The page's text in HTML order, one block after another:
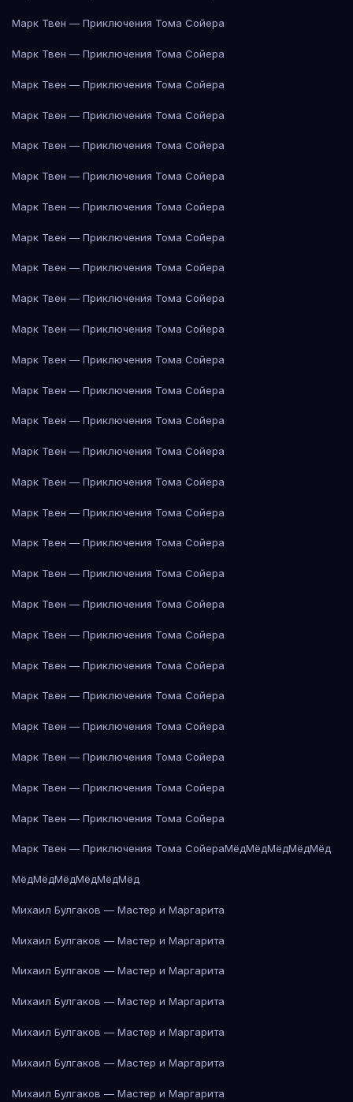
Марк Твен — Приключения Тома Сойера
Марк Твен — Приключения Тома Сойера
Марк Твен — Приключения Тома Сойера
Марк Твен — Приключения Тома Сойера
Марк Твен — Приключения Тома Сойера
Марк Твен — Приключения Тома Сойера
Марк Твен — Приключения Тома Сойера
Марк Твен — Приключения Тома Сойера
Марк Твен — Приключения Тома Сойера
Марк Твен — Приключения Тома Сойера
Марк Твен — Приключения Тома Сойера
Марк Твен — Приключения Тома Сойера
Марк Твен — Приключения Тома Сойера
Марк Твен — Приключения Тома Сойера
Марк Твен — Приключения Тома Сойера
Марк Твен — Приключения Тома Сойера
Марк Твен — Приключения Тома Сойера
Марк Твен — Приключения Тома Сойера
Марк Твен — Приключения Тома Сойера
Марк Твен — Приключения Тома Сойера
Марк Твен — Приключения Тома Сойера
Марк Твен — Приключения Тома Сойера
Марк Твен — Приключения Тома Сойера
Марк Твен — Приключения Тома Сойера
Марк Твен — Приключения Тома Сойера
Марк Твен — Приключения Тома Сойера
Марк Твен — Приключения Тома Сойера
Марк Твен — Приключения Тома СойераМёдМёдМёдМёдМёд
МёдМёдМёдМёдМёдМёд
Михаил Булгаков — Мастер и Маргарита
Михаил Булгаков — Мастер и Маргарита
Михаил Булгаков — Мастер и Маргарита
Михаил Булгаков — Мастер и Маргарита
Михаил Булгаков — Мастер и Маргарита
Михаил Булгаков — Мастер и Маргарита
Михаил Булгаков — Мастер и Маргарита